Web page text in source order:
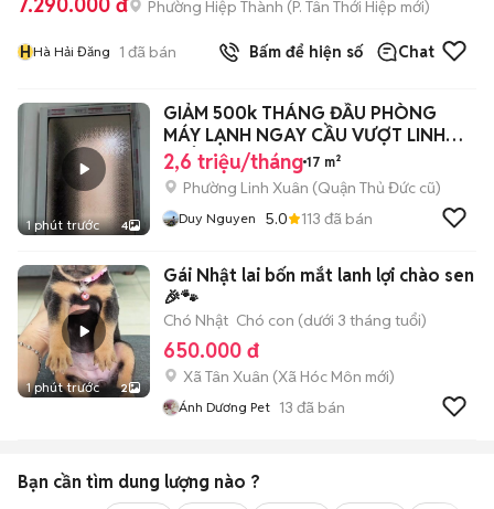
Phường Hiệp Thành (P. Tân Thới Hiệp mới)
HHà Hải Đăng 1 đã bán Bấm để hiện số Chat
1 phút trước 4
GIẢM 500k THÁNG ĐẦU PHÒNG
MÁY LẠNH NGAY CẦU VƯỢT LINH
XUÂN
2,6 triệu/tháng 17 m²
Phường Linh Xuân (Quận Thủ Đức cũ)
Duy Nguyen 5.0 113 đã bán
1 phút trước 2
Gái Nhật lai bốn mắt lanh lợi chào sen
🎉🐾
Chó Nhật Chó con (dưới 3 tháng tuổi)
650.000 đ
Xã Tân Xuân (Xã Hóc Môn mới)
Ánh Dương Pet 13 đã bán
Bạn cần tìm dung lượng nào ?